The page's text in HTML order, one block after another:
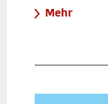
Mehr